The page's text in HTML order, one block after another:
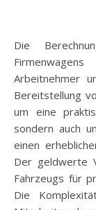
Die Berechnung des geldwerten Vorteils eines
Arbeitnehmer
Bereitstellung
um eine
sondern auch
einen
Der geldwerte
Fahrzeugs für
Die